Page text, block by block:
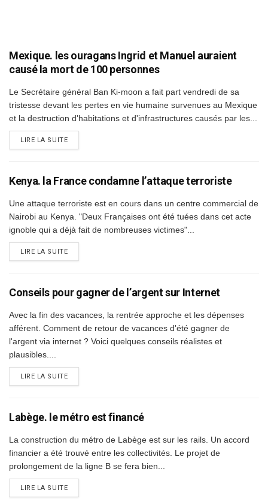
Mexique. les ouragans Ingrid et Manuel auraient
causé la mort de 100 personnes
Le Secrétaire général Ban Ki-moon a fait part vendredi de sa
tristesse devant les pertes en vie humaine survenues au Mexique
et la destruction d'habitations et d'infrastructures causés par les...
LIRE LA SUITEDETAILS
Kenya. la France condamne l’attaque terroriste
Une attaque terroriste est en cours dans un centre commercial de
Nairobi au Kenya. "Deux Françaises ont été tuées dans cet acte
ignoble qui a déjà fait de nombreuses victimes"...
LIRE LA SUITEDETAILS
Conseils pour gagner de l’argent sur Internet
Avec la fin des vacances, la rentrée approche et les dépenses
afférent. Comment de retour de vacances d'été gagner de
l'argent via internet ? Voici quelques conseils réalistes et
plausibles....
LIRE LA SUITEDETAILS
Labège. le métro est financé
La construction du métro de Labège est sur les rails. Un accord
financier a été trouvé entre les collectivités. Le projet de
prolongement de la ligne B se fera bien...
LIRE LA SUITEDETAILS